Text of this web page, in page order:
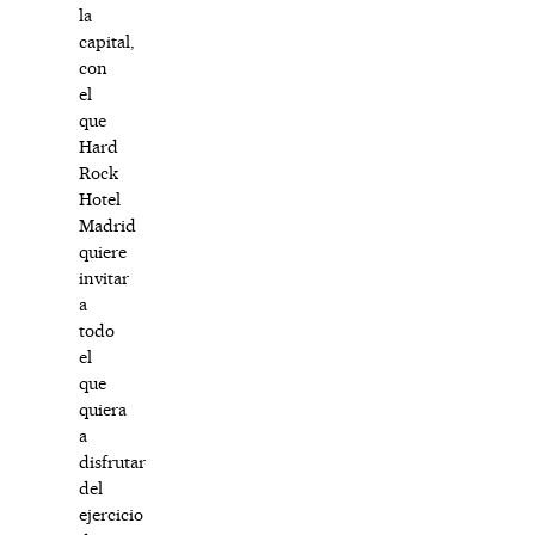
la
capital,
con
el
que
Hard
Rock
Hotel
Madrid
quiere
invitar
a
todo
el
que
quiera
a
disfrutar
del
ejercicio